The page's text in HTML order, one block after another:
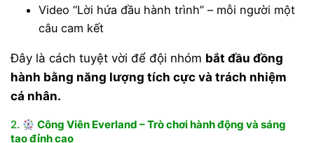
Video “Lời hứa đầu hành trình” – mỗi người một
câu cam kết
Đây là cách tuyệt vời để đội nhóm bắt đầu đồng
hành bằng năng lượng tích cực và trách nhiệm
cá nhân.
2.
Công Viên Everland – Trò chơi hành động và sáng
tạo đỉnh cao